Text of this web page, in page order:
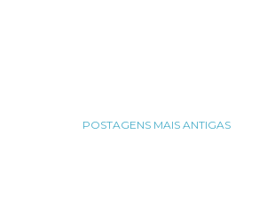
POSTAGENS MAIS ANTIGAS